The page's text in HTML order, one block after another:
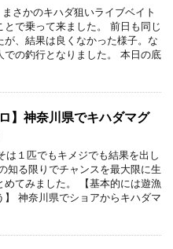
さかのキハダ狙いライブベイト
とで乗って来ました。 前日も同じ
が、結果は良くなかった様子。な
での釣行となりました。 本日の底
】神奈川県でキハダマグ
は１匹でもキメジでも結果を出し
知る限りでチャンスを最大限に生
めてみました。 【基本的には遊漁
】 神奈川県でショアからキハダマ